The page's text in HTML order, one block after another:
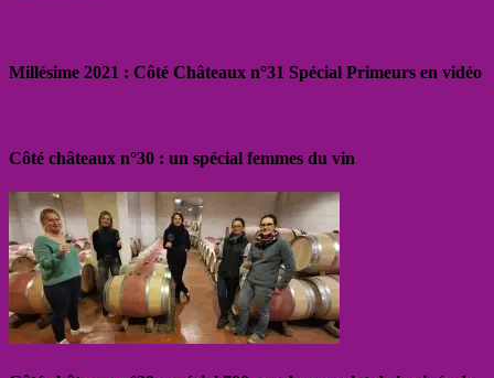
Millésime 2021 : Côté Châteaux n°31 Spécial Primeurs en vidéo
Côté châteaux n°30 : un spécial femmes du vin